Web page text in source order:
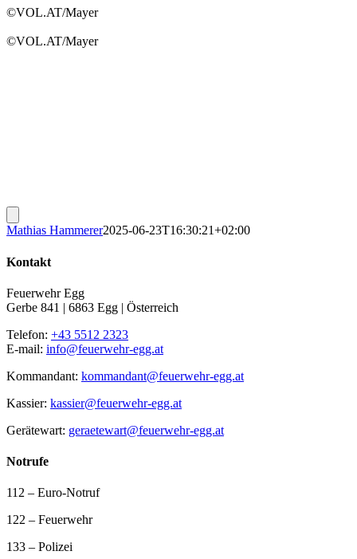
©VOL.AT/Mayer
©VOL.AT/Mayer
Mathias Hammerer2025-06-23T16:30:21+02:00
Kontakt
Feuerwehr Egg
Gerbe 841 | 6863 Egg | Österreich
Telefon: +43 5512 2323
E-mail: info@feuerwehr-egg.at
Kommandant: kommandant@feuerwehr-egg.at
Kassier: kassier@feuerwehr-egg.at
Gerätewart: geraetewart@feuerwehr-egg.at
Notrufe
112 – Euro-Notruf
122 – Feuerwehr
133 – Polizei